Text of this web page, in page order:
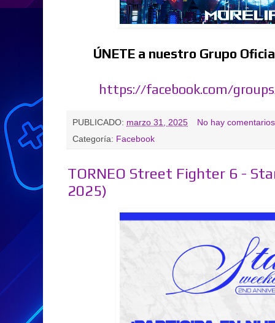
ÚNETE a nuestro Grupo
https://facebook.com/
PUBLICADO: marzo 31, 2025
No hay
Categoría: Facebook
TORNEO Street Fighter 6 -
2025)